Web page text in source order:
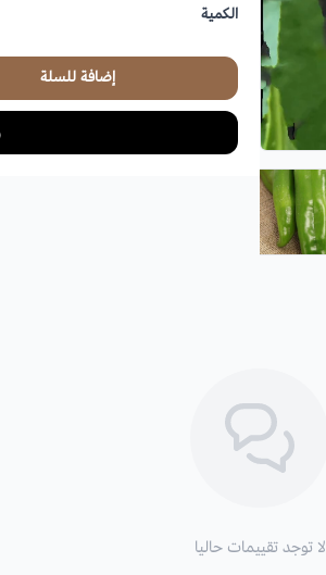
الكمية
إضافة للسلة
لا توجد تقييمات حاليا